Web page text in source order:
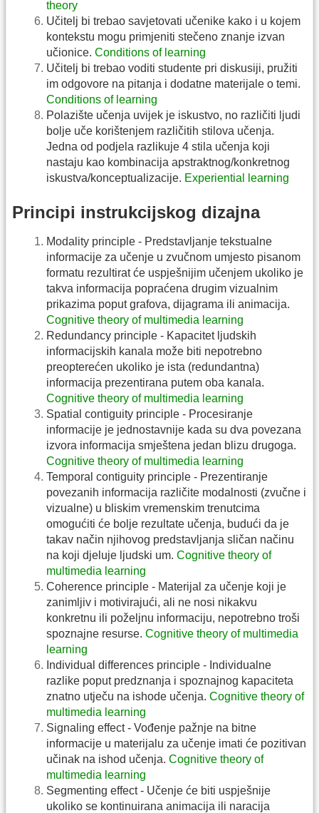
theory
Učitelj bi trebao savjetovati učenike kako i u kojem
kontekstu mogu primjeniti stečeno znanje izvan
učionice. Conditions of learning
Učitelj bi trebao voditi studente pri diskusiji, pružiti
im odgovore na pitanja i dodatne materijale o temi.
Conditions of learning
Polazište učenja uvijek je iskustvo, no različiti ljudi
bolje uče korištenjem različitih stilova učenja.
Jedna od podjela razlikuje 4 stila učenja koji
nastaju kao kombinacija apstraktnog/konkretnog
iskustva/konceptualizacije. Experiential learning
Principi instrukcijskog dizajna
Modality principle - Predstavljanje tekstualne
informacije za učenje u zvučnom umjesto pisanom
formatu rezultirat će uspješnijim učenjem ukoliko je
takva informacija popraćena drugim vizualnim
prikazima poput grafova, dijagrama ili animacija.
Cognitive theory of multimedia learning
Redundancy principle - Kapacitet ljudskih
informacijskih kanala može biti nepotrebno
preopterećen ukoliko je ista (redundantna)
informacija prezentirana putem oba kanala.
Cognitive theory of multimedia learning
Spatial contiguity principle - Procesiranje
informacije je jednostavnije kada su dva povezana
izvora informacija smještena jedan blizu drugoga.
Cognitive theory of multimedia learning
Temporal contiguity principle - Prezentiranje
povezanih informacija različite modalnosti (zvučne i
vizualne) u bliskim vremenskim trenutcima
omogućiti će bolje rezultate učenja, budući da je
takav način njihovog predstavljanja sličan načinu
na koji djeluje ljudski um. Cognitive theory of
multimedia learning
Coherence principle - Materijal za učenje koji je
zanimljiv i motivirajući, ali ne nosi nikakvu
konkretnu ili poželjnu informaciju, nepotrebno troši
spoznajne resurse. Cognitive theory of multimedia
learning
Individual differences principle - Individualne
razlike poput predznanja i spoznajnog kapaciteta
znatno utječu na ishode učenja. Cognitive theory of
multimedia learning
Signaling effect - Vođenje pažnje na bitne
informacije u materijalu za učenje imati će pozitivan
učinak na ishod učenja. Cognitive theory of
multimedia learning
Segmenting effect - Učenje će biti uspješnije
ukoliko se kontinuirana animacija ili naracija